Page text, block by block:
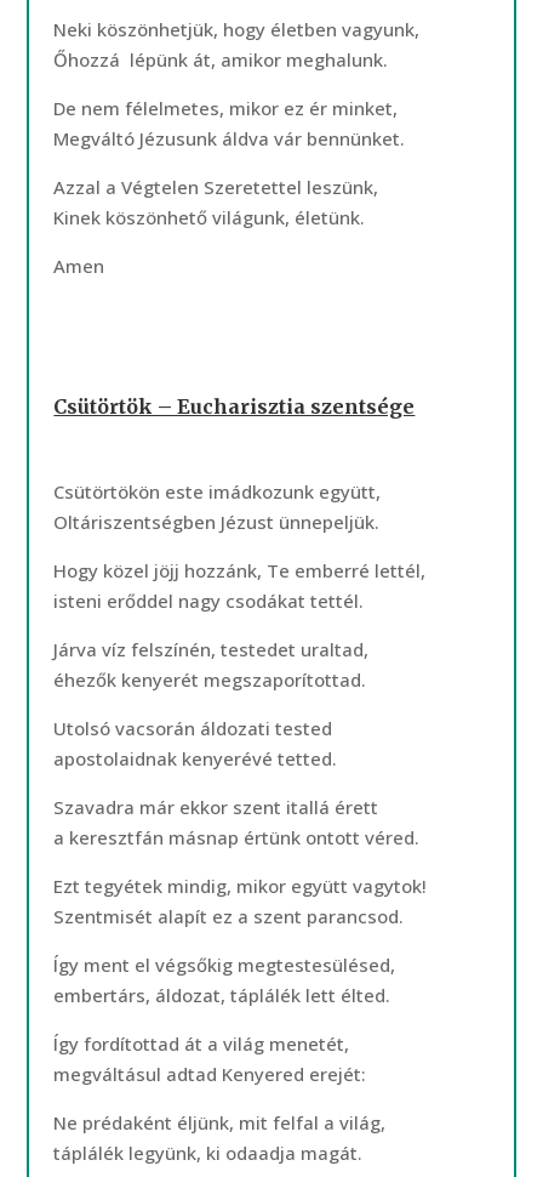
Neki köszönhetjük, hogy életben vagyunk,
Őhozzá lépünk át, amikor meghalunk.
De nem félelmetes, mikor ez ér minket,
Megváltó Jézusunk áldva vár bennünket.
Azzal a Végtelen Szeretettel leszünk,
Kinek köszönhető világunk, életünk.
Amen
Csütörtök – Eucharisztia szentsége
Csütörtökön este imádkozunk együtt,
Oltáriszentségben Jézust ünnepeljük.
Hogy közel jöjj hozzánk, Te emberré lettél,
isteni erőddel nagy csodákat tettél.
Járva víz felszínén, testedet uraltad,
éhezők kenyerét megszaporítottad.
Utolsó vacsorán áldozati tested
apostolaidnak kenyerévé tetted.
Szavadra már ekkor szent itallá érett
a keresztfán másnap értünk ontott véred.
Ezt tegyétek mindig, mikor együtt vagytok!
Szentmisét alapít ez a szent parancsod.
Így ment el végsőkig megtestesülésed,
embertárs, áldozat, táplálék lett élted.
Így fordítottad át a világ menetét,
megváltásul adtad Kenyered erejét:
Ne prédaként éljünk, mit felfal a világ,
táplálék legyünk, ki odaadja magát.